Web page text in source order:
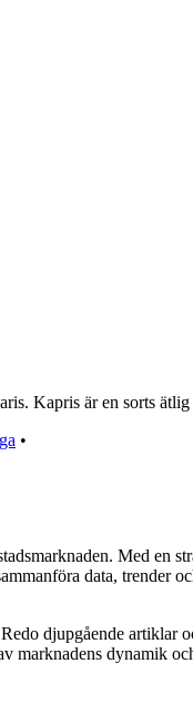
Kapris är en sorts
•
Med
data,
djupgående
marknadens dynamik